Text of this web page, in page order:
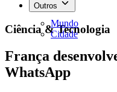
Outros
Mundo
Cidade
Ciência & Tecnologia
França
WhatsApp